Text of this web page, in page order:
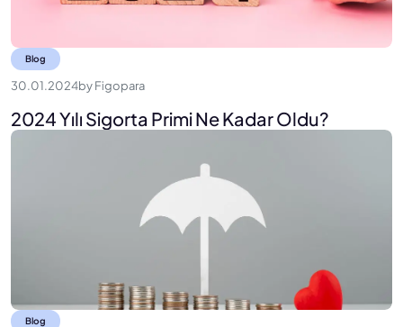
Blog
30.01.2024byFigopara
2024 Yılı Sigorta Primi Ne Kadar Oldu?
Blog